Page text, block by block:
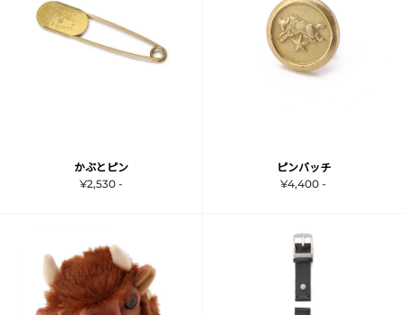
かぶとピン
¥2,530 -
ピンバッチ
¥4,400 -